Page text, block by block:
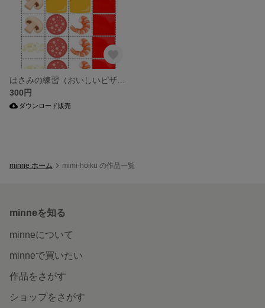
300円
ダウンロード販売
minne ホーム mimi-hoiku の作品一覧
minneを知る
minneについて
minneで買いたい
作品をさがす
ショップをさがす